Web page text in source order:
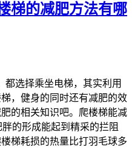
梯的减肥方法有哪
都选择乘坐电梯，其实利用
，健身的同时还有减肥的效
的相关知识吧。爬楼梯能减
的形成能起到精采的拦阻
梯耗损的热量比打羽毛球多